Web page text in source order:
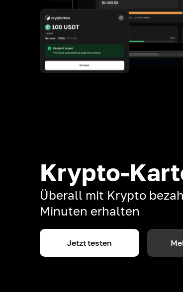
Krypto-
Überall mit Krypto
Minuten erhalten
Jetzt testen